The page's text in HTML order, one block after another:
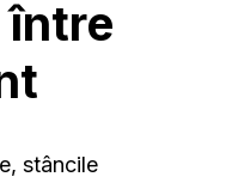
între
stâncile